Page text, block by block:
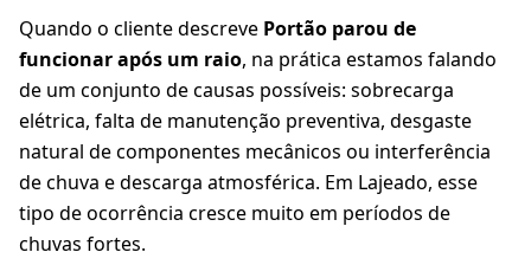
Quando o cliente descreve Portão parou de
funcionar após um raio, na prática estamos falando
de um conjunto de causas possíveis: sobrecarga
elétrica, falta de manutenção preventiva, desgaste
natural de componentes mecânicos ou interferência
de chuva e descarga atmosférica. Em Lajeado, esse
tipo de ocorrência cresce muito em períodos de
chuvas fortes.